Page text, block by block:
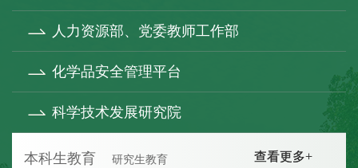
人力资源部、党委教师工作部
化学品安全管理平台
科学技术发展研究院
本科生教育 研究生教育 查看更多+
查看更多+